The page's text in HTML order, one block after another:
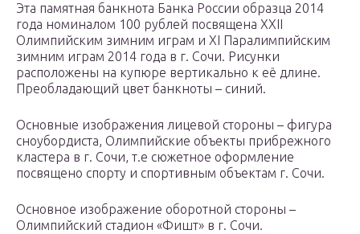
Эта памятная банкнота Банка России образца 2014
года номиналом 100 рублей посвящена XXII
Олимпийским зимним играм и XI Паралимпийским
зимним играм 2014 года в г. Сочи. Рисунки
расположены на купюре вертикально к её длине.
Преобладающий цвет банкноты – синий.
Основные изображения лицевой стороны – фигура
сноубордиста, Олимпийские объекты прибрежного
кластера в г. Сочи, т.е сюжетное оформление
посвящено спорту и спортивным объектам г. Сочи.
Основное изображение оборотной стороны –
Олимпийский стадион «Фишт» в г. Сочи.